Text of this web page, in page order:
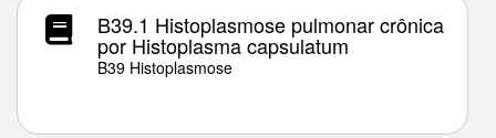
B39.1 Histoplasmose pulmonar crônica
por Histoplasma capsulatum
B39 Histoplasmose